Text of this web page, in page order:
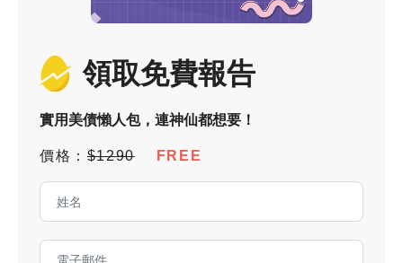
領取免費報告
實用美債懶人包，連神仙都想要！
價格：$1290 FREE